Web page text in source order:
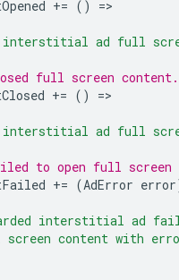
+= () =
interstitial ad full
full screen content.
+= () =
interstitial ad full
to open full screen
+= (AdError error
interstitial ad
content with